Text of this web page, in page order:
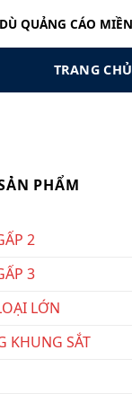
QUẢNG CÁO
TRANG CHỦ
PHẨM
2
3
LỚN
KHUNG SẮT